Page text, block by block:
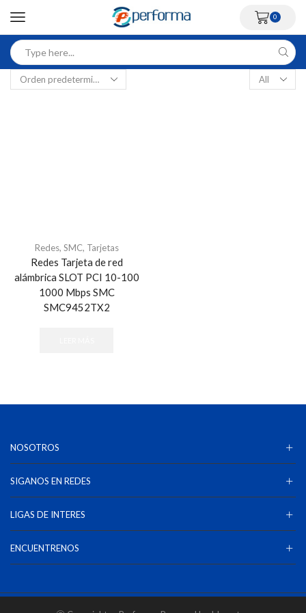
0
Redes, SMC, Tarjetas
Redes Tarjeta de red
alámbrica SLOT PCI 10-100
1000 Mbps SMC
SMC9452TX2
NOSOTROS
SIGANOS EN REDES
LIGAS DE INTERES
ENCUENTRENOS